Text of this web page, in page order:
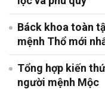
Báck khoa toàn
mệnh Thổ mới
Tổng hợp kiến
người mệnh Mộc